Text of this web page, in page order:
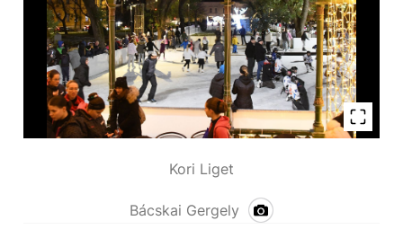
Kori Liget
Bácskai Gergely